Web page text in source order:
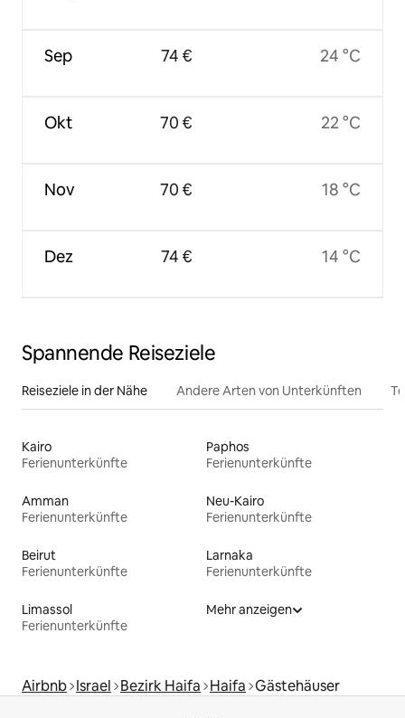
Sep
Okt
Nov
Dez
74 €
70 €
70 €
74 €
24 °C
22 °C
18 °C
14 °C
Spannende Reiseziele
Reiseziele in der Nähe Andere Arten von Unterkünften
Kairo
Ferienunterkünfte
Paphos
Ferienunterkünfte
Amman
Ferienunterkünfte
Neu-Kairo
Ferienunterkünfte
Beirut
Ferienunterkünfte
Larnaka
Ferienunterkünfte
Limassol
Ferienunterkünfte
Mehr anzeigen
Airbnb Israel Bezirk Haifa Haifa Gästehäuser